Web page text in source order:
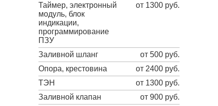
Таймер, электронный
модуль, блок
индикации,
программирование
ПЗУ
от 1300 руб.
Заливной шланг
от 500 руб.
Опора, крестовина
от 2400 руб.
ТЭН
от 1300 руб.
Заливной клапан
от 900 руб.